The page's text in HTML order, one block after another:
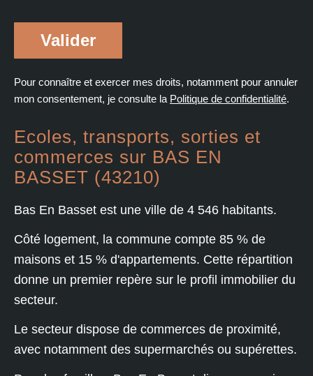
Pour connaître et exercer mes droits, notamment pour annuler
mon consentement, je consulte la Politique de confidentialité.
Ecoles, transports, sorties et
commerces sur BAS EN
BASSET (43210)
Bas En Basset est une ville de 4 546 habitants.
Côté logement, la commune compte 85 % de
maisons et 15 % d'appartements. Cette répartition
donne un premier repère sur le profil immobilier du
secteur.
Le secteur dispose de commerces de proximité,
avec notamment des supermarchés ou supérettes.